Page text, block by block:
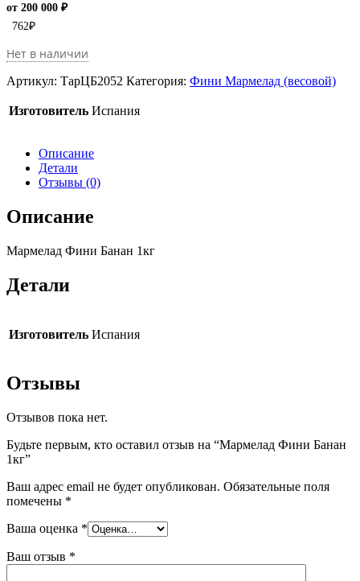
от 200 000 ₽
762₽
Нет в наличии
Артикул: ТарЦБ2052 Категория: Фини Мармелад (весовой)
Изготовитель Испания
Описание
Детали
Отзывы (0)
Описание
Мармелад Фини Банан 1кг
Детали
Изготовитель Испания
Отзывы
Отзывов пока нет.
Будьте первым, кто оставил отзыв на “Мармелад Фини Банан
1кг”
Ваш адрес email не будет опубликован. Обязательные поля
помечены *
Ваша оценка *
Ваш отзыв *